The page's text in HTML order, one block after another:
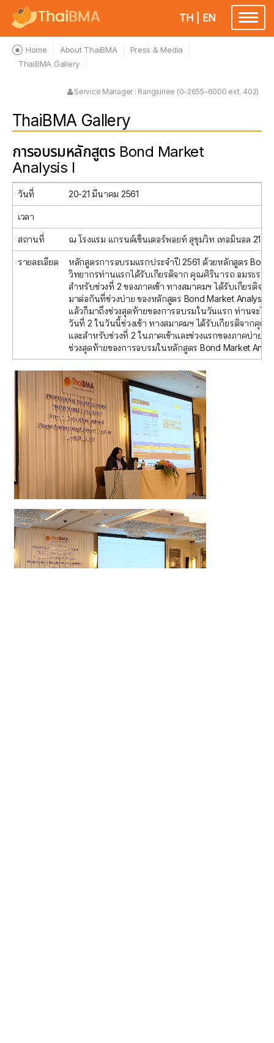
Toggle
TH EN
Home About ThaiBMA
Press & Media
ThaiBMA Gallery
Service Manager : Rangsinee (0-2655-6000 ext. 402)
ThaiBMA Gallery
การอบรมหลักสูตร Bond Market
Analysis l
วันที่ 20-21 มีนาคม 2561
เวลา
สถานที่ ณ โรงแรม แกรนด์เซ็นเตอร์พอยท์ สุขุมวิท เทอมินอล 21
รายละเอียด
หลักสูตรการอบรมแรกประจำปี 2561 ด้วยหลักสูตร
วิทยากรท่านแรกได้รับเกียรติจาก คุณศิรินารถ อมรธรรม
สำหรับช่วงที่ 2 ของภาคเช้า ทางสมาคมฯ ได้รับเกียรติ
มาต่อกันที่ช่วงบ่าย ของหลักสูตร Bond Market
แล้วก็มาถึงช่วงสุดท้ายของการอบรมในวันแรก ท่านจะไ
วันที่ 2 ในวันนี้ช่วงเช้า ทางสมาคมฯ ได้รับเกียรติจากคุณ
และสำหรับช่วงที่ 2 ในภาคเช้าและช่วงแรกของภาคบ่าย
ช่วงสุดท้ายของการอบรมในหลักสูตร Bond Market